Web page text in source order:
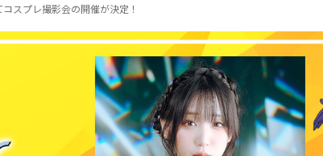
コスプレ撮影会の開催が決定！